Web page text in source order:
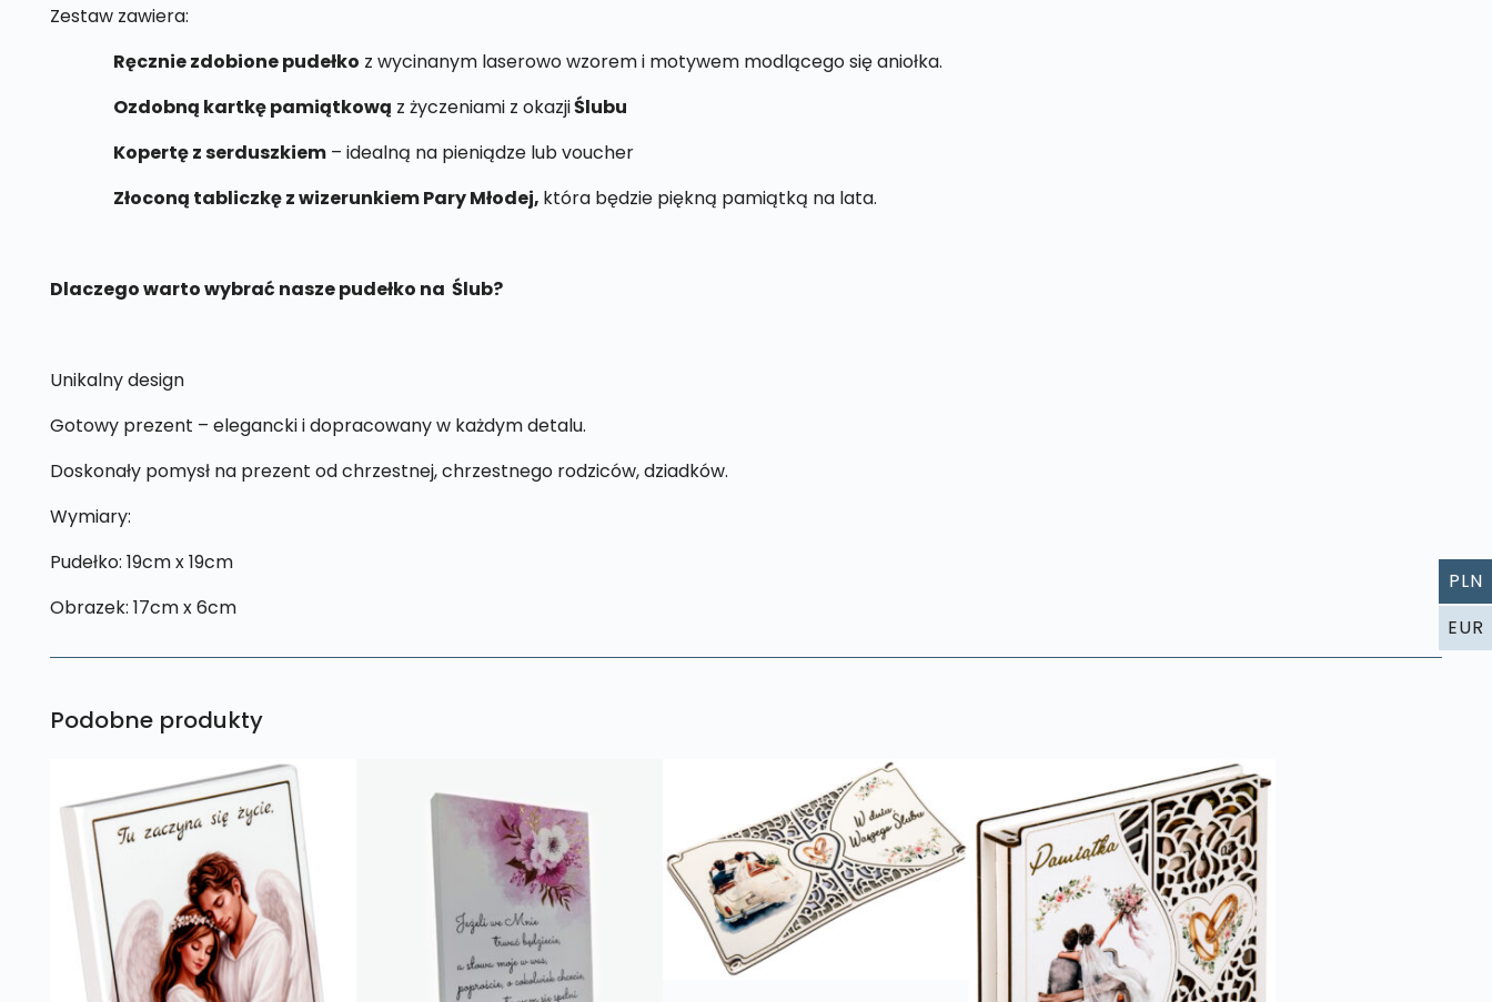
Zestaw zawiera:
Ręcznie zdobione pudełko z wycinanym laserowo wzorem i motywem modlącego się aniołka.
Ozdobną kartkę pamiątkową z życzeniami z okazjiŚlubu
Kopertę z serduszkiem– idealną na pieniądze lub voucher
Złoconą tabliczkę z wizerunkiem Pary Młodej, która będzie piękną pamiątką na lata.
Dlaczego warto wybrać nasze pudełko na Ślub?
Unikalny design
Gotowy prezent – elegancki i dopracowany w każdym detalu.
Doskonały pomysł na prezent od chrzestnej, chrzestnego rodziców, dziadków.
Wymiary:
Pudełko: 19cm x 19cm
Obrazek: 17cm x 6cm
Podobne produkty
PLN
EUR